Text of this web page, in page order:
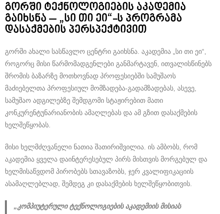
გორში ტექნოლოგიების აკადემია
გაიხსნა – „სი თი ეი“-ს პროგრამა
დასაქმების პერსპექტივით
გორში ახალი სასწავლო ცენტრი გაიხსნა. აკადემია „სი თი ეი“,
როგორც მისი წარმომადგენლები განმარტავენ, ითვალისწინებს
შრომის ბაზარზე მოთხოვნად პროფესიებში სამუშაოს
მაძიებელთა პროფესიულ მომზადება-გადამზადებას, ასევე,
სამუშაო ადგილებზე შემდგომი სტაჟირებით მათი
კონკურენტუნარიანობის ამაღლებას და ამ გზით დასაქმების
ხელშეწყობას.
მისი ხელმძღვანელი ნათია შათირიშვილია. ის ამბობს, რომ
აკადემია ყველა დაინტერესებულ პირს მისთვის მორგებულ და
ხელმისაწვდომ პირობებს სთავაზობს, ჯერ კვალიფიკაციის
ასამაღლებლად, შემდეგ კი დასაქმების ხელშეწყობითვის.
„კომპიუტერული ტექნოლოგიების აკადემიის მისიას